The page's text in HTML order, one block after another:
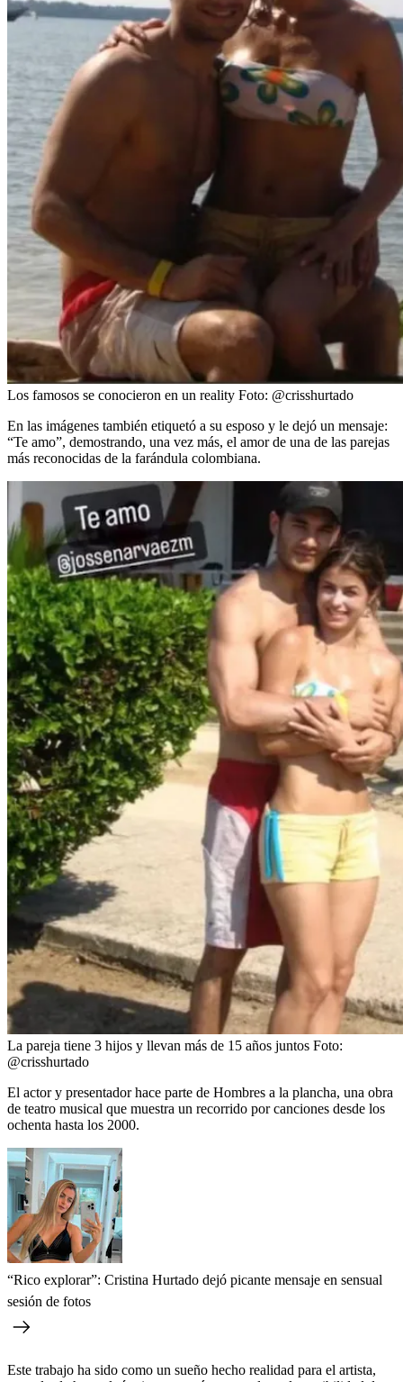
Los famosos se conocieron en un reality Foto: @crisshurtado
En las imágenes también etiquetó a su esposo y le dejó un mensaje:
“Te amo”, demostrando, una vez más, el amor de una de las parejas
más reconocidas de la farándula colombiana.
La pareja tiene 3 hijos y llevan más de 15 años juntos Foto:
@crisshurtado
El actor y presentador hace parte de Hombres a la plancha, una obra
de teatro musical que muestra un recorrido por canciones desde los
ochenta hasta los 2000.
“Rico explorar”: Cristina Hurtado dejó picante mensaje en sensual
sesión de fotos
Este trabajo ha sido como un sueño hecho realidad para el artista,